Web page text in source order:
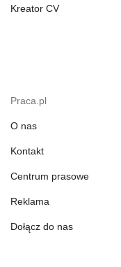
Kreator CV
Praca.pl
O nas
Kontakt
Centrum prasowe
Reklama
Dołącz do nas